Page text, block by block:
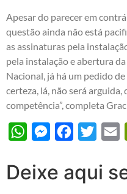
Apesar do parecer em
questão ainda não está
as assinaturas pela
pela instalação e abertura
Nacional, já há um pedido
certeza, lá, não será
competência”, completa
WhatsAppMessengerFacebook
Twitter
Deixe aqui